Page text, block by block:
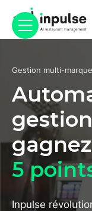
Gestion multi-
5
Inpulse